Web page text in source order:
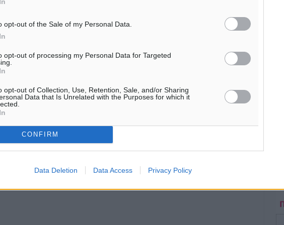
opt-out of the Sale of my Personal Data.
opt-out of processing my Personal Data for Targeted
opt-out of Collection, Use, Retention, Sale, and/or Sharing
Data that Is Unrelated with the Purposes for which it
CONFIRM
Data Deletion Data Access Privacy Policy
θερμά το Κολλέγιο
και τον Γιώργο
υποστήριξή του
ένδειξη
τιμητική
Η διοργάνωση
του μπάσκετ για το
Δημαρχείου Ρόδου
γήπεδο,
3on3 Summer